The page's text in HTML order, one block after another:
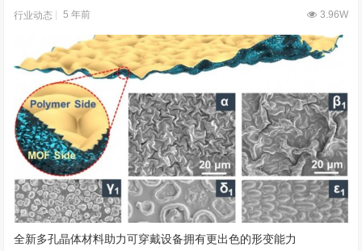
行业动态 5 年前 3.96W
全新多孔晶体材料助力可穿戴设备拥有更出色的形变能力